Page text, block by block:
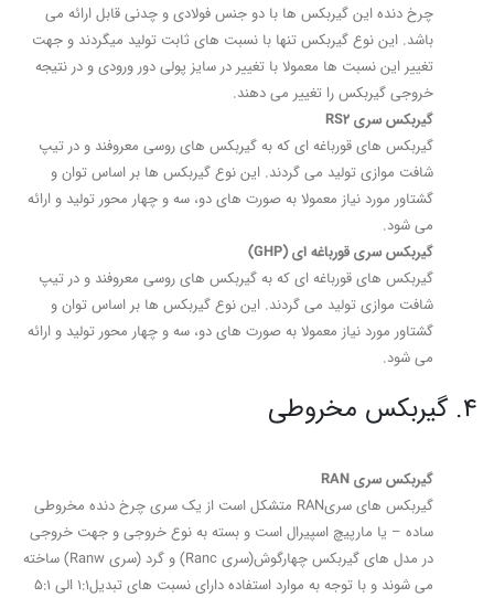
چرخ دنده این گیربکس ها با دو جنس فولادی و چدنی قابل ارائه می
باشد. این نوع گیربکس تنها با نسبت های ثابت تولید میگردند و جهت
تغییر این نسبت ها معمولا با تغییر در سایز پولی دور ورودی و در نتیجه
خروجی گیربکس را تغییر می دهند.
گیربکس سری RS2
گیربکس های قورباغه ای که به گیربکس های روسی معروفند و در تیپ
شافت موازی تولید می گردند. این نوع گیربکس ها بر اساس توان و
گشتاور مورد نیاز معمولا به صورت های دو، سه و چهار محور تولید و ارائه
می شود.
گیربکس سری قورباغه ای (GHP)
گیربکس های قورباغه ای که به گیربکس های روسی معروفند و در تیپ
شافت موازی تولید می گردند. این نوع گیربکس ها بر اساس توان و
گشتاور مورد نیاز معمولا به صورت های دو، سه و چهار محور تولید و ارائه
می شود.
4. گیربکس مخروطی
گیربکس سری RAN
گیربکس های سریRAN متشکل است از یک سری چرخ دنده مخروطی
ساده – یا مارپیچ اسپیرال است و بسته به نوع خروجی و جهت خروجی
در مدل های گیربکس چهارگوش(سری Ranc) و گرد (سری Ranw) ساخته
می شوند و با توجه به موارد استفاده دارای نسبت های تبدیل1:1 الی 5:1